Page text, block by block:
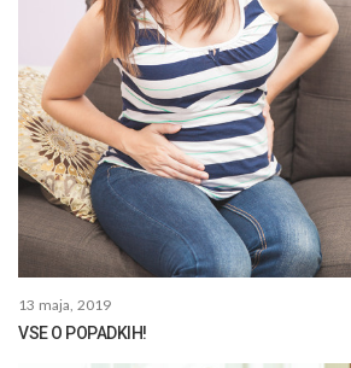
13 maja, 2019
VSE O POPADKIH!